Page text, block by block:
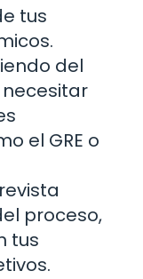
tus
del
el GRE o
proceso,
tus